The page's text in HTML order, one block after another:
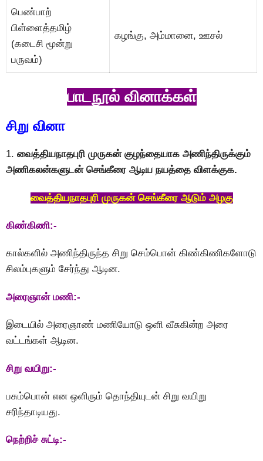
பெண்பாற்
பிள்ளைத்தமிழ்
(கடைசி மூன்று
பருவம்)
கழங்கு, அம்மானை, ஊசல்
பாடநூல் வினாக்கள்
சிறு வினா
1. வைத்தியநாதபுரி முருகன் குழந்தையாக அணிந்திருக்கும்
அணிகலன்களுடன் செங்கீரை ஆடிய நயத்தை விளக்குக.
வைத்தியநாதபுரி முருகன் செங்கீரை ஆடும் அழகு
கிண்கிணி:-
கால்களில் அணிந்திருந்த சிறு செம்பொன் கிண்கிணிகளோடு
சிலம்புகளும் சேர்ந்து ஆடின.
அரைஞான் மணி:-
இடையில் அரைஞாண் மணியோடு ஒளி வீசுகின்ற அரை
வட்டங்கள் ஆடின.
சிறு வயிறு:-
பசும்பொன் என ஒளிரும் தொந்தியுடன் சிறு வயிறு
சரிந்தாடியது.
நெற்றிச் சுட்டி:-